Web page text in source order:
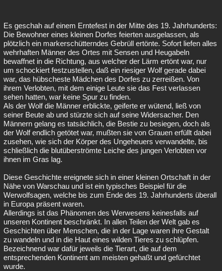
Es geschah auf einem Erntefest in der Mitte des 19. Jahrhunderts:
Die Bewohner eines kleinen Dorfes feierten ausgelassen, als
plötzlich ein markerschütterndes Gebrüll ertönte. Sofort liefen alles
wehrhaften Männer des Ortes mit Sensen und Heugabeln
bewaffnet in die Richtung, aus welcher der Lärm ertönt war, nur
um schockiert festzustellen, daß ein riesiger Wolf gerade dabei
war, das hübscheste Mädchen des Dorfes zu zerreißen. Von
ihrem Verlobten, mit dem einige Leute sie das Fest verlassen
sehen hatten, war keine Spur zu finden.
Als der Wolf die Männer erblickte, geiferte er wütend, ließ von
seiner Beute ab und stürzte sich auf seine Widersacher. Den
Männern gelang es tatsächlich, die Bestie zu besiegen, doch als
der Wolf endlich getötet war, mußten sie von Grauen erfüllt dabei
zusehen, wie sich der Körper des Ungeheuers verwandelte, bis
schließlich die blutüberströmte Leiche des jungen Verlobten vor
ihnen im Gras lag.
Diese Geschichte ereignete sich in einer kleinen Ortschaft in der
Nähe von Warschau und ist ein typisches Beispiel für die
Werwolfsagen, welche bis zum Ende des 19. Jahrhunderts überall
in Europa präsent waren.
Allerdings ist das Phänomen des Werwesens keinesfalls auf
unseren Kontinent beschränkt. In allen Teilen der Welt gab es
Geschichten über Menschen, die in der Lage waren ihre Gestalt
zu wandeln und in die Haut eines wilden Tieres zu schlüpfen.
Bezeichnend war dafür jeweils die Tierart, die auf dem
entsprechenden Kontinent am meisten gehaßt und gefürchtet
wurde.